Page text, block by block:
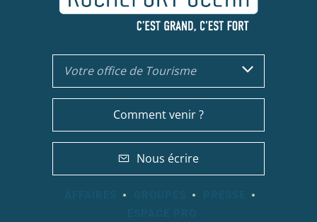
Votre office de Tourisme
Comment venir ?
Nous écrire